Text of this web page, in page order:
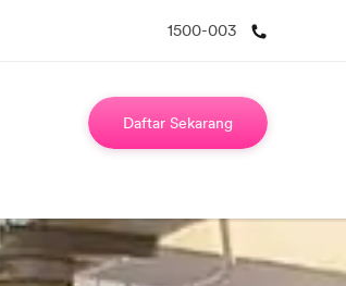
1500-003
Daftar Sekarang